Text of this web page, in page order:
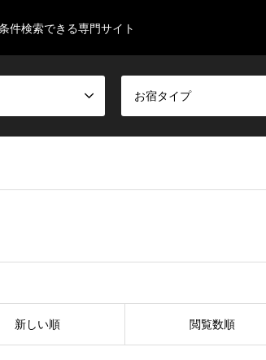
件検索できる専門サイト
お宿タイプ
新しい順 閲覧数順